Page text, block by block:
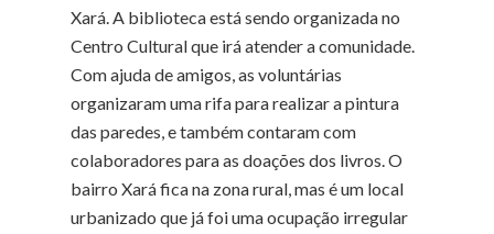
Xará. A biblioteca está sendo organizada no
Centro Cultural que irá atender a comunidade.
Com ajuda de amigos, as voluntárias
organizaram uma rifa para realizar a pintura
das paredes, e também contaram com
colaboradores para as doações dos livros. O
bairro Xará fica na zona rural, mas é um local
urbanizado que já foi uma ocupação irregular